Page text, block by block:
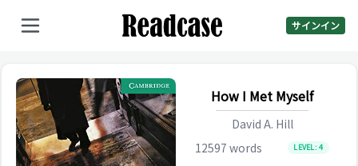
サインイン
How I Met Myself
David A. Hill
12597 words LEVEL:4